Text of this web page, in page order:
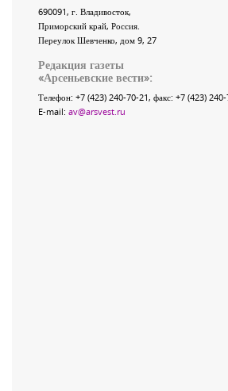
690091, г. Владивосток,
Приморский край, Россия.
Переулок Шевченко, дом 9, 27
Редакция газеты
«Арсеньевские вести»:
Телефон: +7 (423) 240-70-21, факс: +7 (423)
E-mail: av@arsvest.ru